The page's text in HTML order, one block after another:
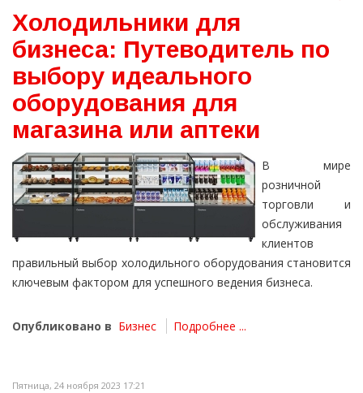
Холодильники для
бизнеса: Путеводитель по
выбору идеального
оборудования для
магазина или аптеки
В мире
розничной
торговли и
обслуживания
клиентов
правильный выбор холодильного оборудования становится
ключевым фактором для успешного ведения бизнеса.
Опубликовано в Бизнес Подробнее ...
Пятница, 24 ноября 2023 17:21